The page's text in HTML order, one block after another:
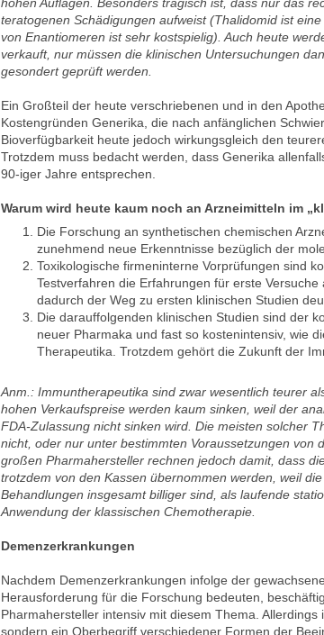
teratogenen Schädigungen aufweist (Thalidomid ist
von Enantiomeren ist sehr kostspielig). Auch heute
verkauft, nur müssen die klinischen Untersuchungen
gesondert geprüft werden.
Ein Großteil der heute verschriebenen und in den
Kostengründen Generika, die nach anfänglichen
Bioverfügbarkeit heute jedoch wirkungsgleich den
Trotzdem muss bedacht werden, dass Generika
90-iger Jahre entsprechen.
Warum wird heute kaum noch an Arzneimitteln im
Die Forschung an synthetischen chemischen
zunehmend neue Erkenntnisse bezüglich der
Toxikologische firmeninterne Vorprüfungen sind
Testverfahren die Erfahrungen für erste
dadurch der Weg zu ersten klinischen Studien
Die darauffolgenden klinischen Studien sind der
neuer Pharmaka und fast so kostenintensiv, wie
Therapeutika. Trotzdem gehört die Zukunft der
Anm.: Immuntherapeutika sind zwar wesentlich teurer
hohen Verkaufspreise werden kaum sinken, weil der
FDA-Zulassung nicht sinken wird. Die meisten solcher
nicht, oder nur unter bestimmten Voraussetzungen von
großen Pharmahersteller rechnen jedoch damit, dass
trotzdem von den Kassen übernommen werden, weil
Behandlungen insgesamt billiger sind, als laufende
Anwendung der klassischen Chemotherapie.
Demenzerkrankungen
Nachdem Demenzerkrankungen infolge der
Herausforderung für die Forschung bedeuten,
Pharmahersteller intensiv mit diesem Thema. Allerdings
sondern ein Oberbegriff verschiedener Formen der